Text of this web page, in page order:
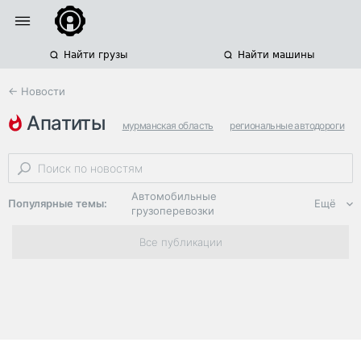
Найти грузы Найти машины
← Новости
апатиты мурманская область региональные автодороги
кировск
Популярные темы:
Автомобильные
грузоперевозки
Региональная
логистика
Ещё
Все публикации